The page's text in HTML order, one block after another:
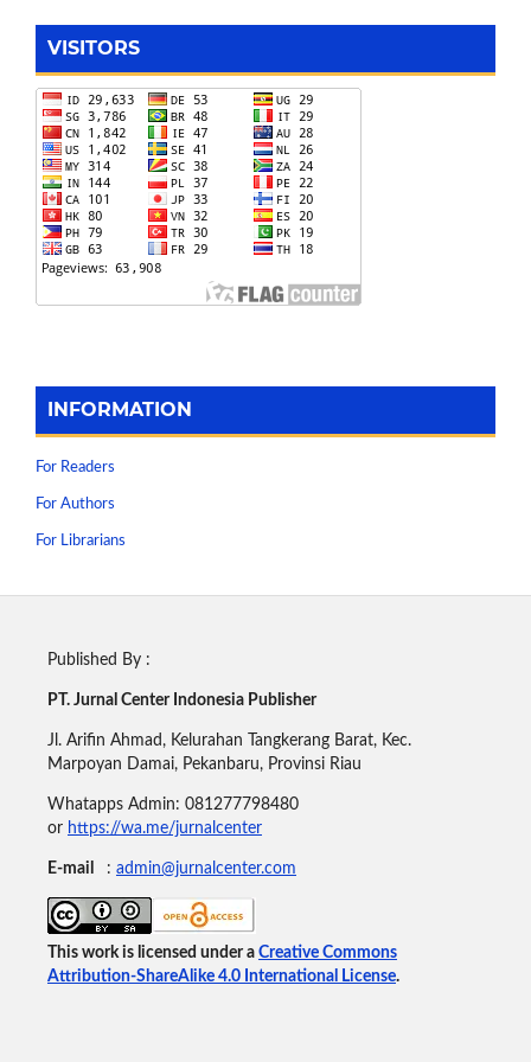
VISITORS
INFORMATION
For Readers
For Authors
For Librarians
Published By :
PT. Jurnal Center Indonesia Publisher
Jl. Arifin Ahmad, Kelurahan Tangkerang Barat, Kec.
Marpoyan Damai, Pekanbaru, Provinsi Riau
Whatapps Admin: 081277798480
or https://wa.me/jurnalcenter
E-mail : admin@jurnalcenter.com
This work is licensed under a Creative Commons
Attribution-ShareAlike 4.0 International License.